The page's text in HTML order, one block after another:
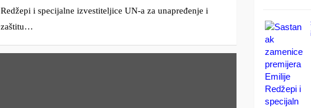
Redžepi i specijalne izvestiteljice UN-a za unapređenje i
zaštitu…